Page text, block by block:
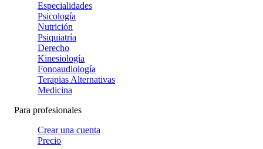
Especialidades
Psicología
Nutrición
Psiquiatría
Derecho
Kinesiología
Fonoaudiología
Terapias Alternativas
Medicina
Para profesionales
Crear una cuenta
Precio